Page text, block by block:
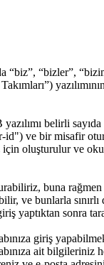
“biz”, “bizler”,
belirli sayıda
ve bir misafir
oluşturulur ve
buna rağmen
ve bunlarla
yaptıktan sonra
giriş
ait bilgileriniz